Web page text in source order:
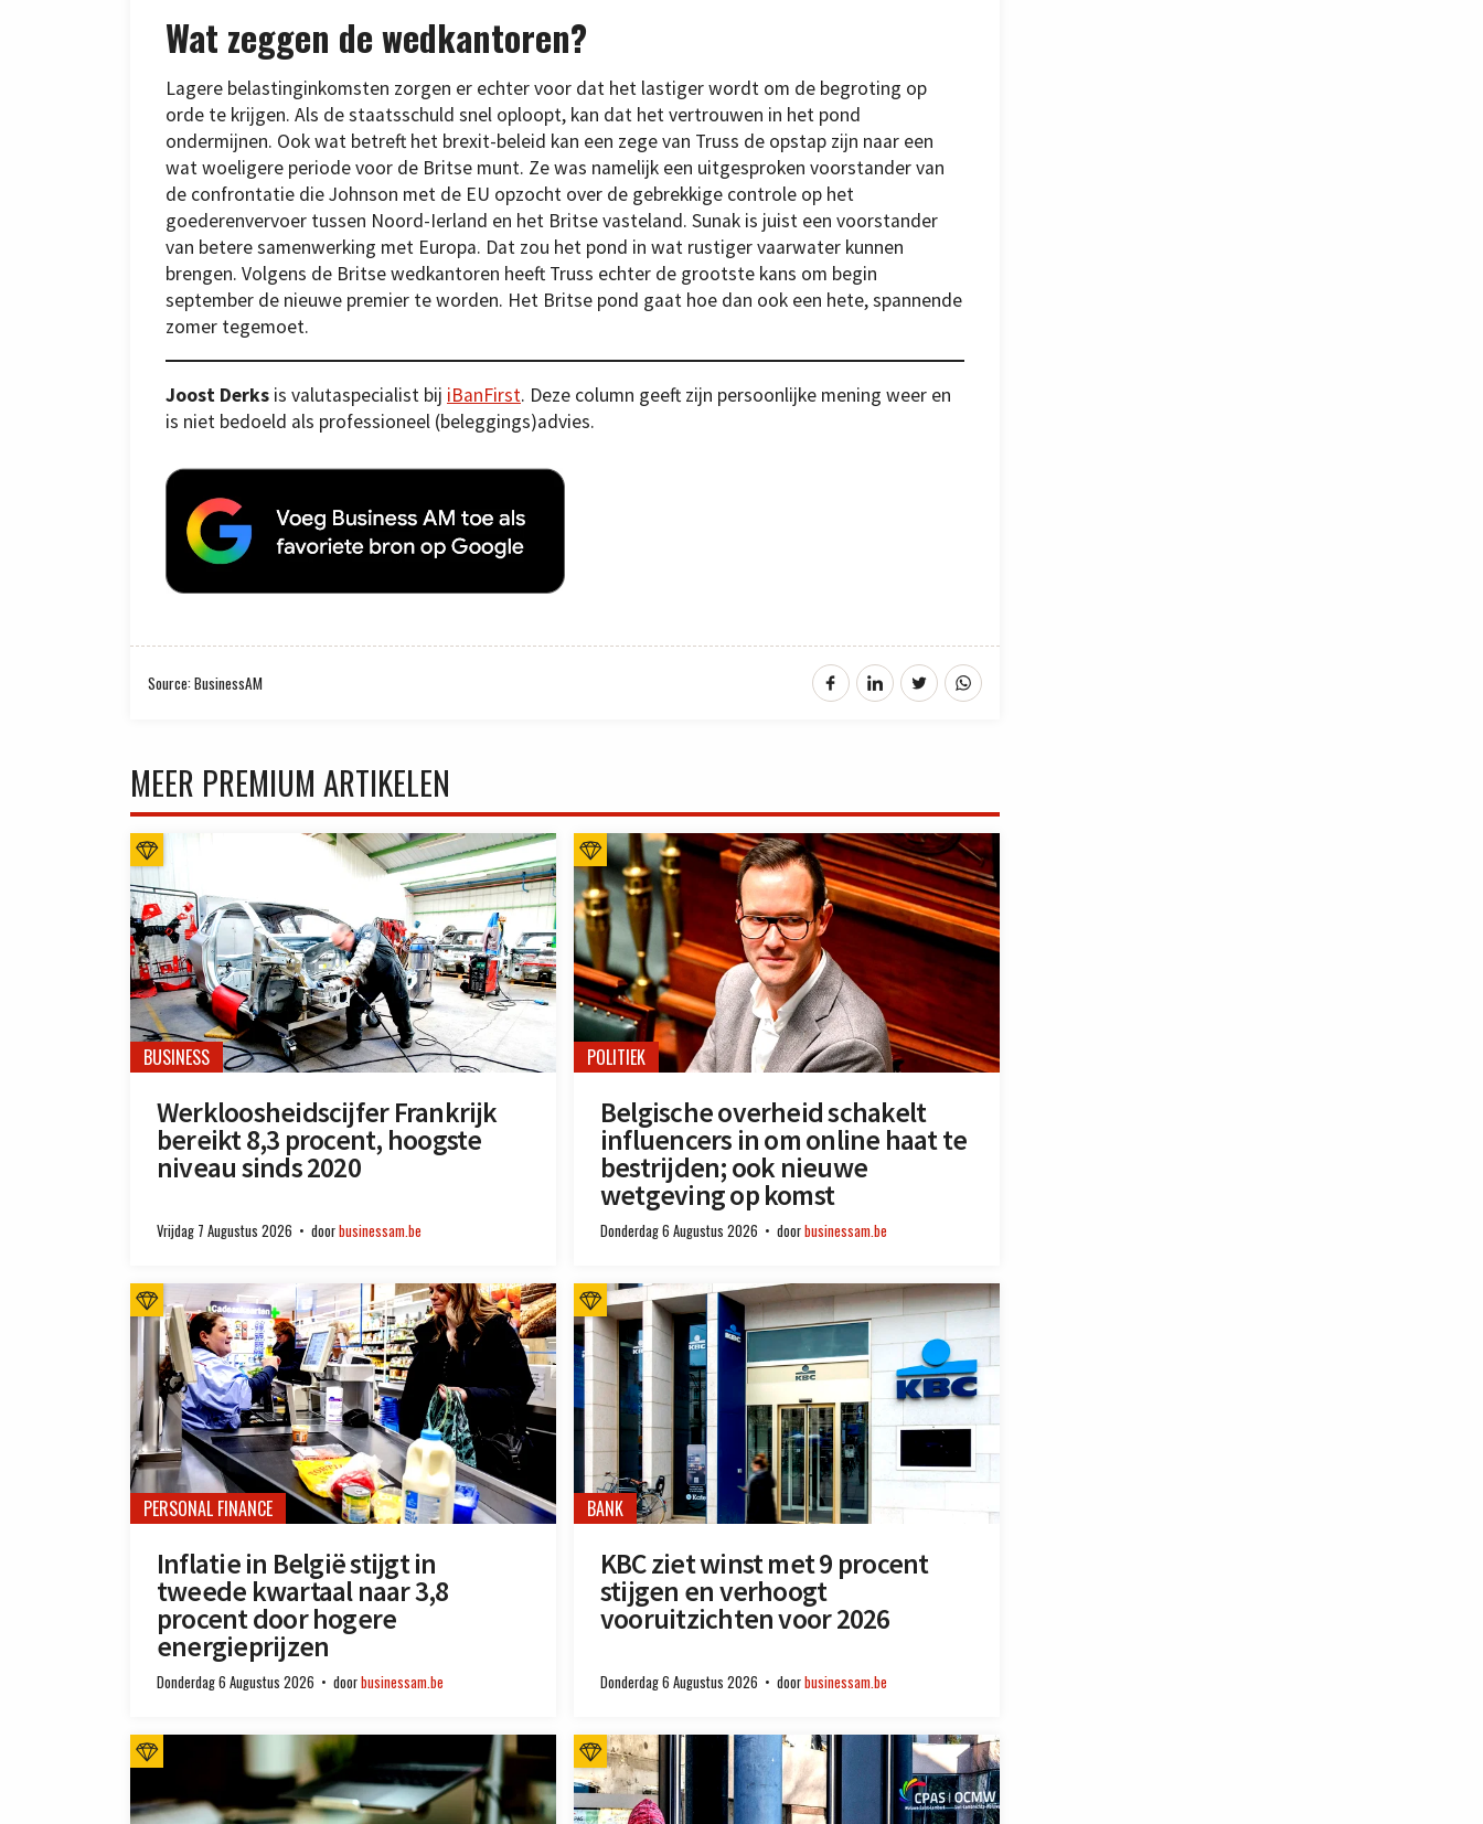
Wat zeggen de wedkantoren?
Lagere belastinginkomsten zorgen er echter voor dat het lastiger wordt om de begroting op
orde te krijgen. Als de staatsschuld snel oploopt, kan dat het vertrouwen in het pond
ondermijnen. Ook wat betreft het brexit-beleid kan een zege van Truss de opstap zijn naar een
wat woeligere periode voor de Britse munt. Ze was namelijk een uitgesproken voorstander van
de confrontatie die Johnson met de EU opzocht over de gebrekkige controle op het
goederenvervoer tussen Noord-Ierland en het Britse vasteland. Sunak is juist een voorstander
van betere samenwerking met Europa. Dat zou het pond in wat rustiger vaarwater kunnen
brengen. Volgens de Britse wedkantoren heeft Truss echter de grootste kans om begin
september de nieuwe premier te worden. Het Britse pond gaat hoe dan ook een hete, spannende
zomer tegemoet.
Joost Derks is valutaspecialist bij iBanFirst. Deze column geeft zijn persoonlijke mening weer en
is niet bedoeld als professioneel (beleggings)advies.
Source: BusinessAM
MEER PREMIUM ARTIKELEN
BUSINESS
Werkloosheidscijfer Frankrijk
bereikt 8,3 procent, hoogste
niveau sinds 2020
Vrijdag 7 Augustus 2026 doorbusinessam.be
POLITIEK
Belgische overheid schakelt
influencers in om online haat te
bestrijden; ook nieuwe
wetgeving op komst
Donderdag 6 Augustus 2026 doorbusinessam.be
PERSONAL FINANCE
Inflatie in België stijgt in
tweede kwartaal naar 3,8
procent door hogere
energieprijzen
Donderdag 6 Augustus 2026 doorbusinessam.be
BANK
KBC ziet winst met 9 procent
stijgen en verhoogt
vooruitzichten voor 2026
Donderdag 6 Augustus 2026 doorbusinessam.be